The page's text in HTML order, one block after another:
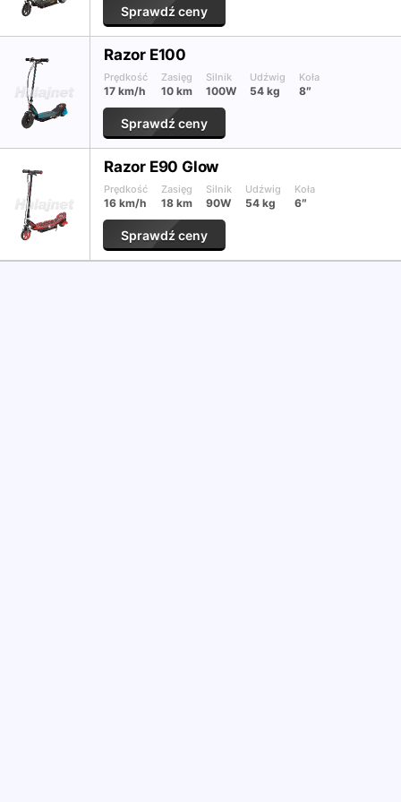
Sprawdź ceny
Razor E100
Prędkość
17 km/h
Zasięg
10 km
Silnik
100W
Udźwig
54 kg
Koła
8″
Sprawdź ceny
Razor E90 Glow
Prędkość
16 km/h
Zasięg
18 km
Silnik
90W
Udźwig
54 kg
Koła
6″
Sprawdź ceny